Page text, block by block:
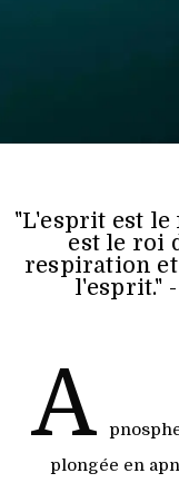
"L'esprit est le
est le roi
respiration
l'esprit."
A
plongée en